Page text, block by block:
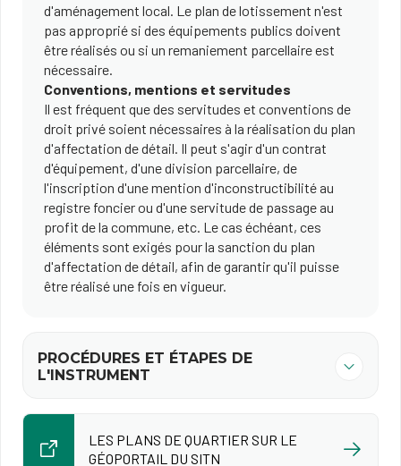
d'aménagement local. Le plan de lotissement n'est
pas approprié si des équipements publics doivent
être réalisés ou si un remaniement parcellaire est
nécessaire.
Conventions, mentions et servitudes
Il est fréquent que des servitudes et conventions de
droit privé soient nécessaires à la réalisation du plan
d'affectation de détail. Il peut s'agir d'un contrat
d'équipement, d'une division parcellaire, de
l'inscription d'une mention d'inconstructibilité au
registre foncier ou d'une servitude de passage au
profit de la commune, etc. Le cas échéant, ces
éléments sont exigés pour la sanction du plan
d'affectation de détail, afin de garantir qu'il puisse
être réalisé une fois en vigueur.
PROCÉDURES ET ÉTAPES DE
L'INSTRUMENT
LES PLANS DE QUARTIER SUR LE
GÉOPORTAIL DU SITN